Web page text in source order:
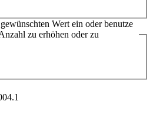
Wert ein oder benutze
zu erhöhen oder zu